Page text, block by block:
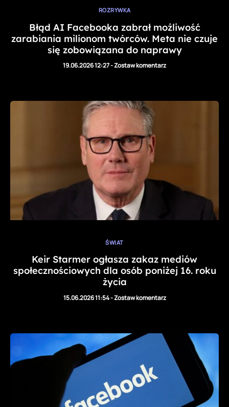
ROZRYWKA
Błąd AI Facebooka zabrał możliwość
zarabiania milionom twórców. Meta nie czuje
się zobowiązana do naprawy
19.06.2026 12:27-Zostaw komentarz
ŚWIAT
Keir Starmer ogłasza zakaz mediów
społecznościowych dla osób poniżej 16. roku
życia
15.06.2026 11:54-Zostaw komentarz